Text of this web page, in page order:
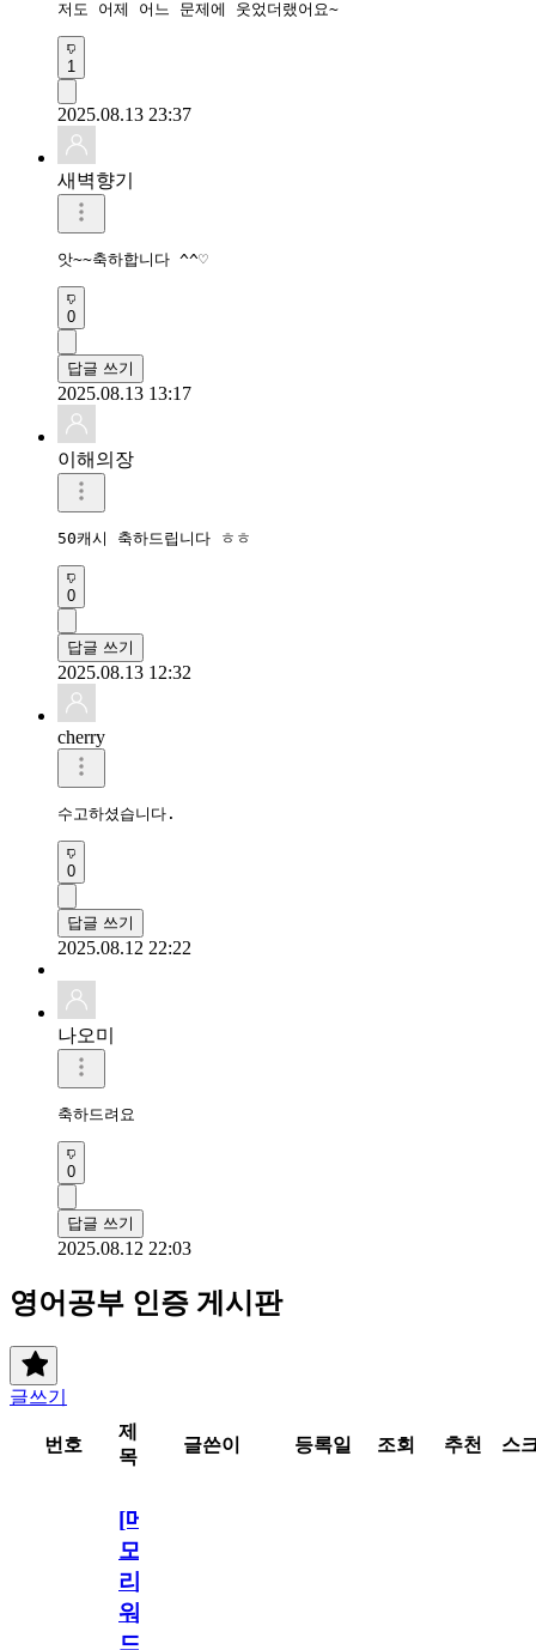
1
2025.08.13 23:37
새벽향기
앗~~축하합니다 ^^♡
0
답글 쓰기
2025.08.13 13:17
이해의장
50캐시 축하드립니다 ㅎㅎ
0
답글 쓰기
2025.08.13 12:32
cherry
수고하셨습니다.
0
답글 쓰기
2025.08.12 22:22
나오미
축하드려요
0
답글 쓰기
2025.08.12 22:03
영어공부 인증 게시판
글쓰기
번호
제
목
글쓴이 등록일 조회 추천 스
[메
모
리
워
드